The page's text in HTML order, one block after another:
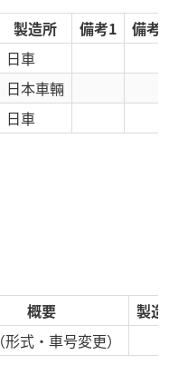
製造所 備考1
備考2
日車
日本車輛
日車
概要
製
（形式・車号変更）